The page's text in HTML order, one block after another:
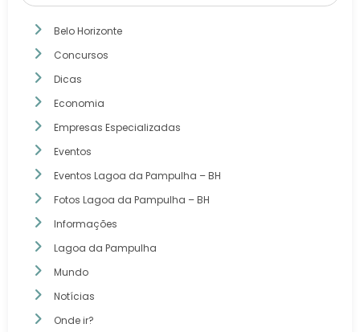
Belo Horizonte
Concursos
Dicas
Economia
Empresas Especializadas
Eventos
Eventos Lagoa da Pampulha – BH
Fotos Lagoa da Pampulha – BH
Informações
Lagoa da Pampulha
Mundo
Notícias
Onde ir?